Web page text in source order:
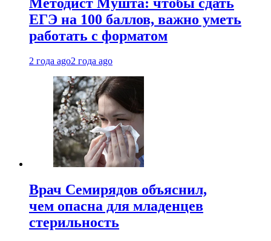
ЕГЭ на 100 баллов, важно уметь
работать с форматом
2 года ago2 года ago
Врач Семирядов объяснил,
чем опасна для младенцев
стерильность